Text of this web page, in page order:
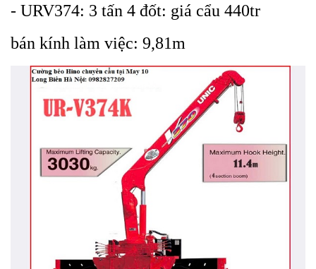
- URV374: 3 tấn 4 đốt: giá cẩu 440tr
bán kính làm việc: 9,81m